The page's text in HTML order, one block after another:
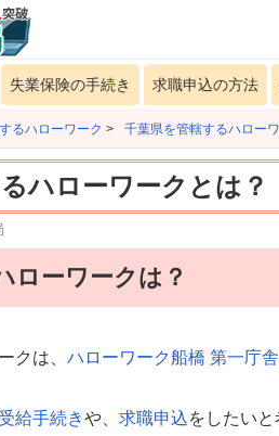
失業保険の手続き 求職申込の方法
るハローワーク > 千葉県を管轄するハロー
ハローワークとは？
ローワークは？
クは、 ハローワーク船橋 第一庁舎
給手続きや、 求職申込をしたい